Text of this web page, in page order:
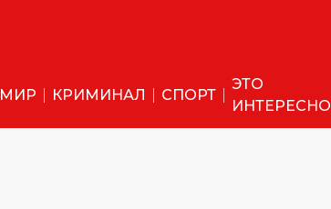
МИР КРИМИНАЛ СПОРТ
ЭТО
ИНТЕРЕСНО